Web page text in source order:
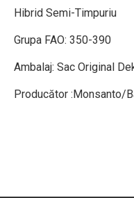
Hibrid Semi-Timpuriu
Grupa FAO: 350-390
Ambalaj: Sac Original
Producător :Monsanto/